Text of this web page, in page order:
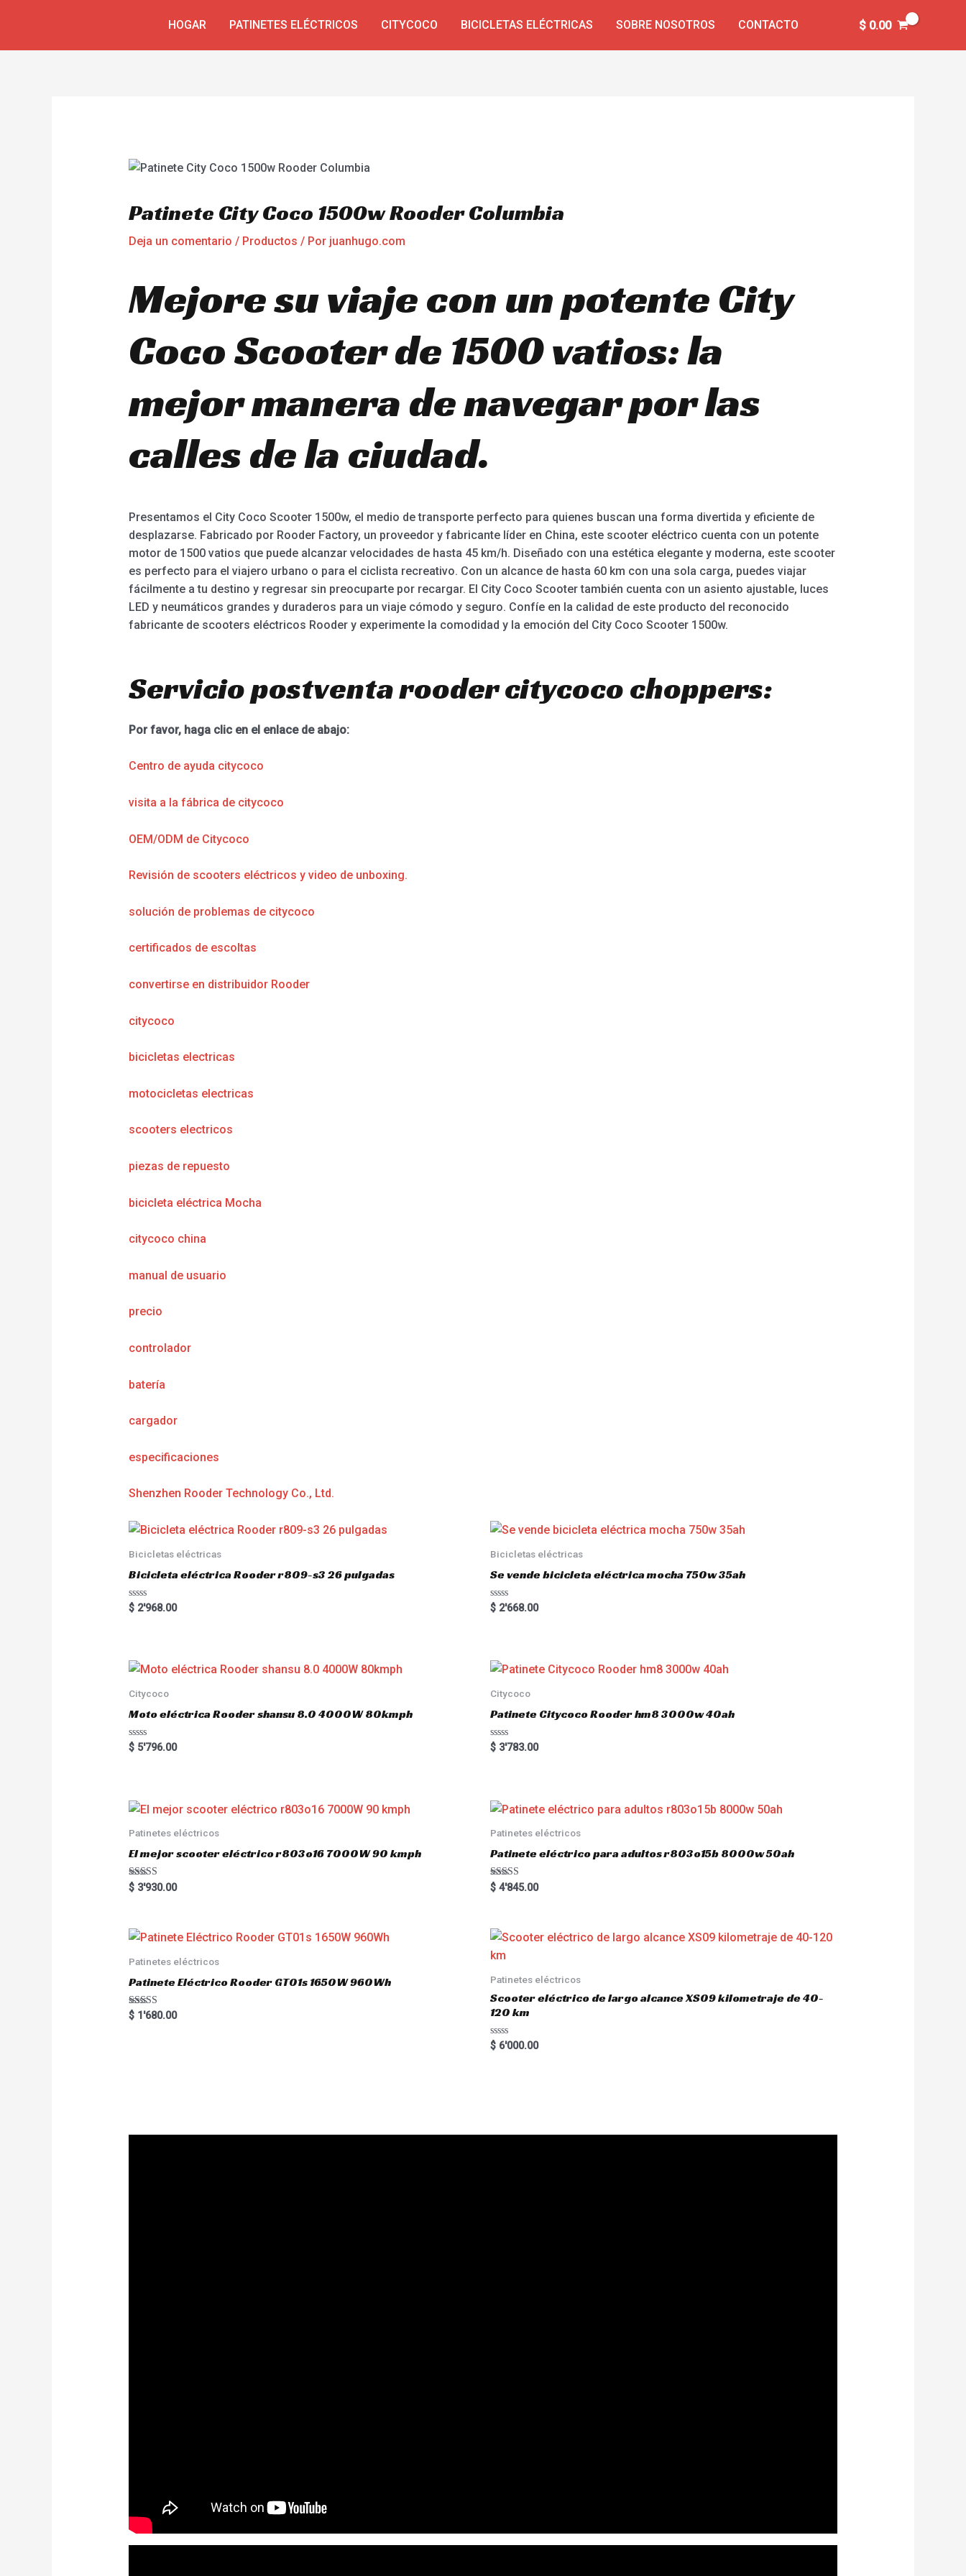
HOGAR PATINETES ELÉCTRICOS CITYCOCO BICICLETAS ELÉCTRICAS SOBRE NOSOTROS CONTACTO $0.00
Patinete City Coco 1500w Rooder Columbia
Deja un comentario / Productos / Por juanhugo.com
Mejore su viaje con un potente City
Coco Scooter de 1500 vatios: la
mejor manera de navegar por las
calles de la ciudad.
Presentamos el City Coco Scooter 1500w, el medio de transporte perfecto para quienes buscan una forma divertida y eficiente de
desplazarse. Fabricado por Rooder Factory, un proveedor y fabricante líder en China, este scooter eléctrico cuenta con un potente
motor de 1500 vatios que puede alcanzar velocidades de hasta 45 km/h. Diseñado con una estética elegante y moderna, este scooter
es perfecto para el viajero urbano o para el ciclista recreativo. Con un alcance de hasta 60 km con una sola carga, puedes viajar
fácilmente a tu destino y regresar sin preocuparte por recargar. El City Coco Scooter también cuenta con un asiento ajustable, luces
LED y neumáticos grandes y duraderos para un viaje cómodo y seguro. Confíe en la calidad de este producto del reconocido
fabricante de scooters eléctricos Rooder y experimente la comodidad y la emoción del City Coco Scooter 1500w.
Servicio postventa rooder citycoco choppers:
Por favor, haga clic en el enlace de abajo:
Centro de ayuda citycoco
visita a la fábrica de citycoco
OEM/ODM de Citycoco
Revisión de scooters eléctricos y video de unboxing.
solución de problemas de citycoco
certificados de escoltas
convertirse en distribuidor Rooder
citycoco
bicicletas electricas
motocicletas electricas
scooters electricos
piezas de repuesto
bicicleta eléctrica Mocha
citycoco china
manual de usuario
precio
controlador
batería
cargador
especificaciones
Shenzhen Rooder Technology Co., Ltd.
Bicicletas eléctricas
Bicicleta eléctrica Rooder r809-s3 26 pulgadas
R
a
o
u
o
f
5
$2'968.00
Bicicletas eléctricas
Se vende bicicleta eléctrica mocha 750w 35ah
R
a
o
u
o
f
5
$ 2'668.00
Citycoco
Moto eléctrica Rooder shansu 8.0 4000W 80kmph
R
a
o
u
o
f
5
$5'796.00
Citycoco
Patinete Citycoco Rooder hm8 3000w 40ah
R
a
o
u
o
f
5
$ 3'783.00
Patinetes eléctricos
El mejor scooter eléctrico r803o16 7000W 90 kmph
Rated
5.00
$3'930.00
Patinetes eléctricos
Patinete eléctrico para adultos r803o15b 8000w 50ah
Rated
5.00
$ 4'845.00
Patinetes eléctricos
Patinete Eléctrico Rooder GT01s 1650W 960Wh
Rated
5.00
$1'680.00
Patinetes eléctricos
Scooter eléctrico de largo alcance XS09 kilometraje de 40-
120 km
R
a
f
$ 6'000.00